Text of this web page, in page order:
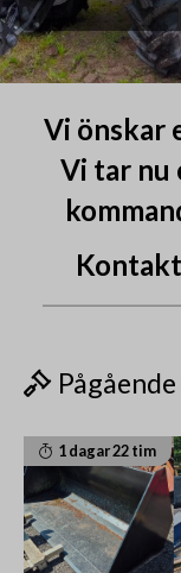
Vi önskar
Vi tar nu
1 dagar 22 tim